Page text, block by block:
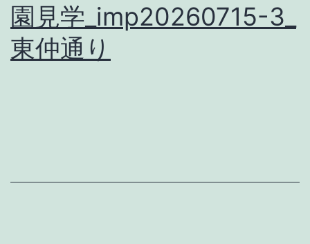
園見学_imp20260715-3_
東仲通り